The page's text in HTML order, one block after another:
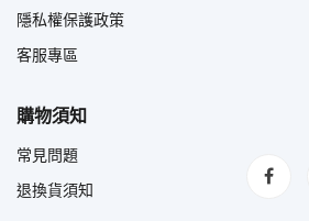
隱私權保護政策
客服專區
購物須知
常見問題
退換貨須知